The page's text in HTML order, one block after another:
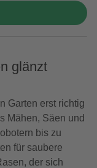
glänzt
Garten erst richtig
Mähen, Säen und
bis zu
für saubere
der sich